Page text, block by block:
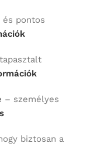
és pontos
– személyes
biztosan a